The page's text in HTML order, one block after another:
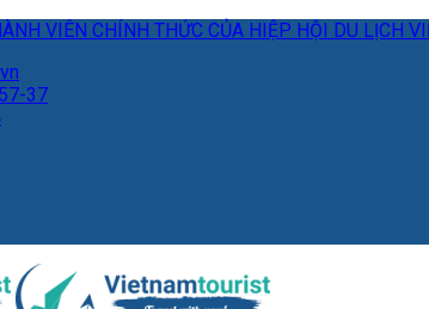
VIÊN CHÍNH THỨC CỦA HIỆP HỘI DU LỊCH
37